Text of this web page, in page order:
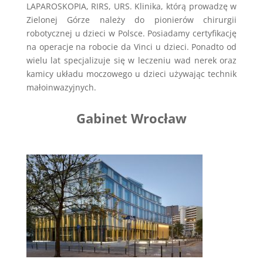
LAPAROSKOPIA, RIRS, URS. Klinika, którą prowadzę w
Zielonej Górze należy do pionierów chirurgii
robotycznej u dzieci w Polsce. Posiadamy certyfikację
na operacje na robocie da Vinci u dzieci. Ponadto od
wielu lat specjalizuje się w leczeniu wad nerek oraz
kamicy układu moczowego u dzieci używając technik
małoinwazyjnych.
Gabinet Wrocław